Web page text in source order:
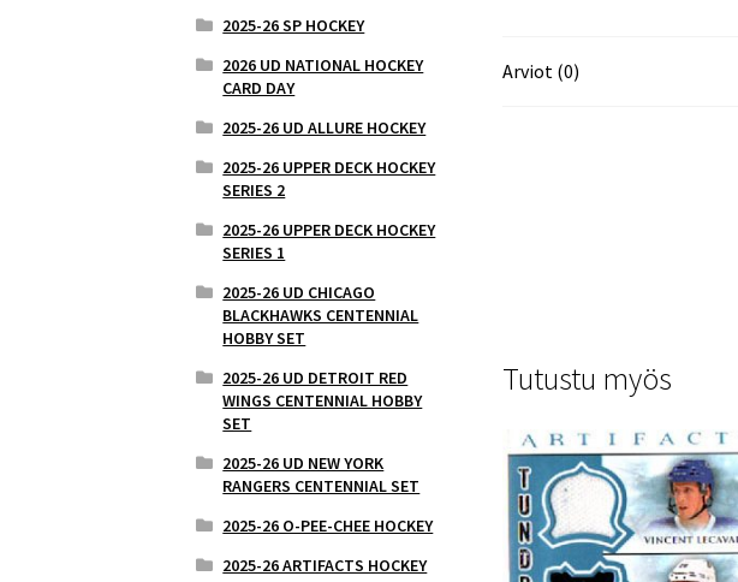
Arviot (0)
Tutustu myös
2025-26 SP HOCKEY
2026 UD NATIONAL HOCKEY
CARD DAY
2025-26 UD ALLURE HOCKEY
2025-26 UPPER DECK HOCKEY
SERIES 2
2025-26 UPPER DECK HOCKEY
SERIES 1
2025-26 UD CHICAGO
BLACKHAWKS CENTENNIAL
HOBBY SET
2025-26 UD DETROIT RED
WINGS CENTENNIAL HOBBY
SET
2025-26 UD NEW YORK
RANGERS CENTENNIAL SET
2025-26 O-PEE-CHEE HOCKEY
2025-26 ARTIFACTS HOCKEY